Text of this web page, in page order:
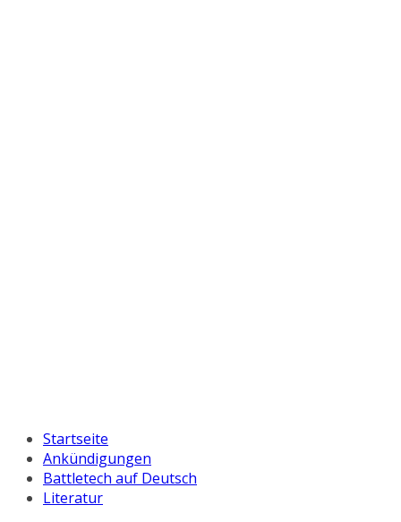
Startseite
Ankündigungen
Battletech auf Deutsch
Literatur